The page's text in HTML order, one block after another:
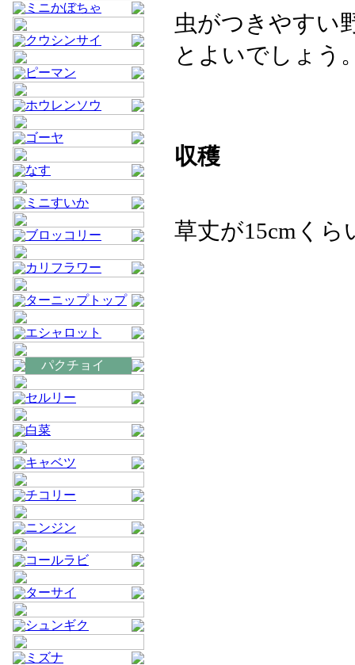
ミニかぼちゃ
クウシンサイ
ピーマン
ホウレンソウ
ゴーヤ
なす
ミニすいか
ブロッコリー
カリフラワー
ターニップトップ
エシャロット
パクチョイ
セルリー
白菜
キャベツ
チコリー
ニンジン
コールラビ
ターサイ
シュンギク
ミズナ
虫がつきやすい
とよいでしょう
収穫
草丈が15cmく